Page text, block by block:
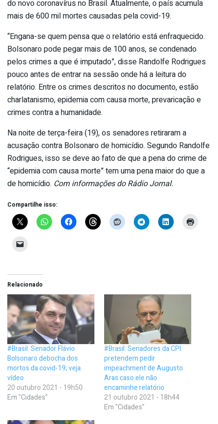
do novo coronavírus no Brasil. Atualmente, o país acumula
mais de 600 mil mortes causadas pela covid-19.
“Engana-se quem pensa que o relatório está enfraquecido.
Bolsonaro pode pegar mais de 100 anos, se condenado
pelos crimes a que é imputado”, disse Randolfe Rodrigues
pouco antes de entrar na sessão onde há a leitura do
relatório. Entre os crimes descritos no documento, estão
charlatanismo, epidemia com causa morte, prevaricação e
crimes contra a humanidade.
Na noite de terça-feira (19), os senadores retiraram a
acusação contra Bolsonaro de homicídio. Segundo Randolfe
Rodrigues, isso se deve ao fato de que a pena do crime de
“epidemia com causa morte” tem uma pena maior do que a
de homicídio. Com informações do Rádio Jornal.
Compartilhe isso:
Relacionado
#Brasil: Senador Flávio
Bolsonaro debocha dos
mortos da covid-19; veja
vídeo
20 outubro 2021 - 19h50
Em "Cidades"
#Brasil: Senadores da CPI
pretendem pedir
impeachment de Augusto
Aras caso ele não
encaminhe relatório
21 outubro 2021 - 18h44
Em "Cidades"